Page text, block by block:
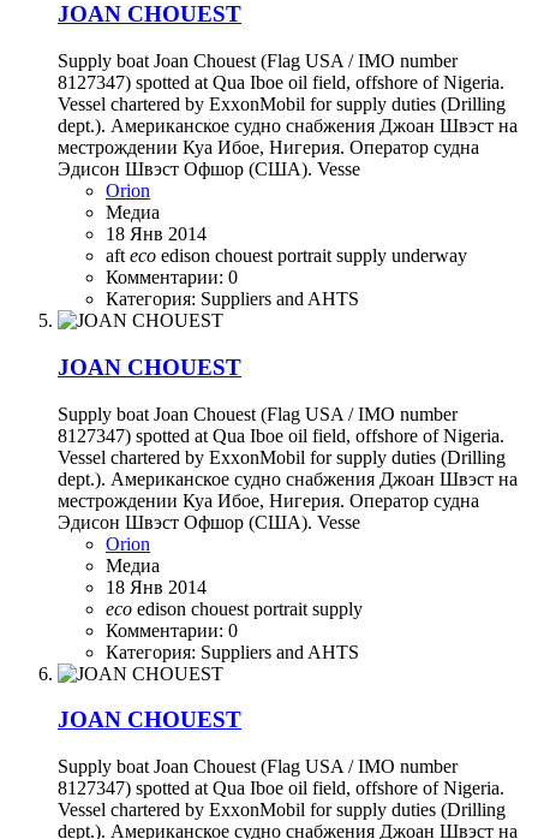
JOAN CHOUEST
Supply boat Joan Chouest (Flag USA / IMO number
8127347) spotted at Qua Iboe oil field, offshore of Nigeria.
Vessel chartered by ExxonMobil for supply duties (Drilling
dept.). Американское судно снабжения Джоан Швэст на
местрождении Куа Ибое, Нигерия. Оператор судна
Эдисон Швэст Офшор (США). Vesse
Orion
Медиа
18 Янв 2014
aft eco edison chouest portrait supply underway
Комментарии: 0
Категория: Suppliers and AHTS
JOAN CHOUEST
Supply boat Joan Chouest (Flag USA / IMO number
8127347) spotted at Qua Iboe oil field, offshore of Nigeria.
Vessel chartered by ExxonMobil for supply duties (Drilling
dept.). Американское судно снабжения Джоан Швэст на
местрождении Куа Ибое, Нигерия. Оператор судна
Эдисон Швэст Офшор (США). Vesse
Orion
Медиа
18 Янв 2014
eco edison chouest portrait supply
Комментарии: 0
Категория: Suppliers and AHTS
JOAN CHOUEST
Supply boat Joan Chouest (Flag USA / IMO number
8127347) spotted at Qua Iboe oil field, offshore of Nigeria.
Vessel chartered by ExxonMobil for supply duties (Drilling
dept.). Американское судно снабжения Джоан Швэст на